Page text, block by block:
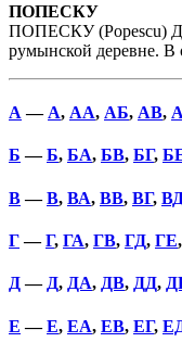
ПОПЕСКУ
ПОПЕСКУ (Popescu)
румынской деревне. В
А — А, АА, АБ, АВ,
Б —Б, БА, БВ, БГ,
В—В, ВА, ВВ, ВГ,
Г—Г, ГА, ГВ, ГД, ГЕ,
Д— Д, ДА, ДВ, ДД,
Е —Е, ЕА, ЕВ, ЕГ,